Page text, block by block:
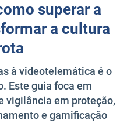
superar a
a cultura
à videotelemática é o
Este guia foca em
vigilância em proteção,
e gamificação